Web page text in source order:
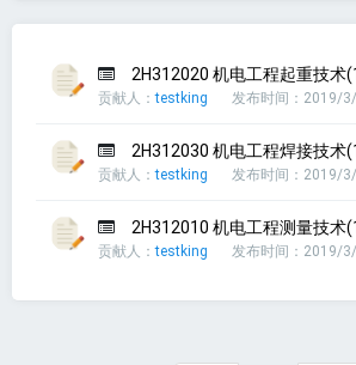
2H312020 机电工程起重技术
贡献人：testking 发布时间：2019/
2H312030 机电工程焊接技术
贡献人：testking 发布时间：2019/
2H312010 机电工程测量技术
贡献人：testking 发布时间：2019/